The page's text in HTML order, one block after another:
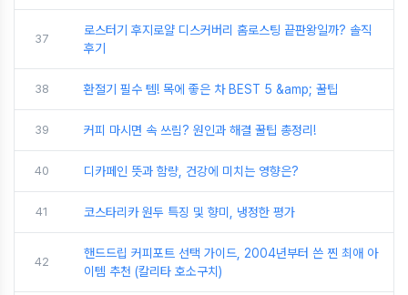
37
로스터기 후지로얄 디스커버리 홈로스팅 끝판왕일까? 솔직
후기
38 환절기 필수 템! 목에 좋은 차 BEST 5 &amp; 꿀팁
39 커피 마시면 속 쓰림? 원인과 해결 꿀팁 총정리!
40 디카페인 뜻과 함량, 건강에 미치는 영향은?
41 코스타리카 원두 특징 및 향미, 냉정한 평가
42
핸드드립 커피포트 선택 가이드, 2004년부터 쓴 찐 최애 아
이템 추천 (칼리타 호소구치)